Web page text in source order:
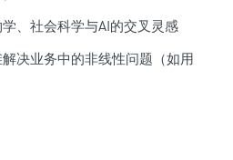
、社会科学与AI的交叉灵感
决业务中的非线性问题（如用